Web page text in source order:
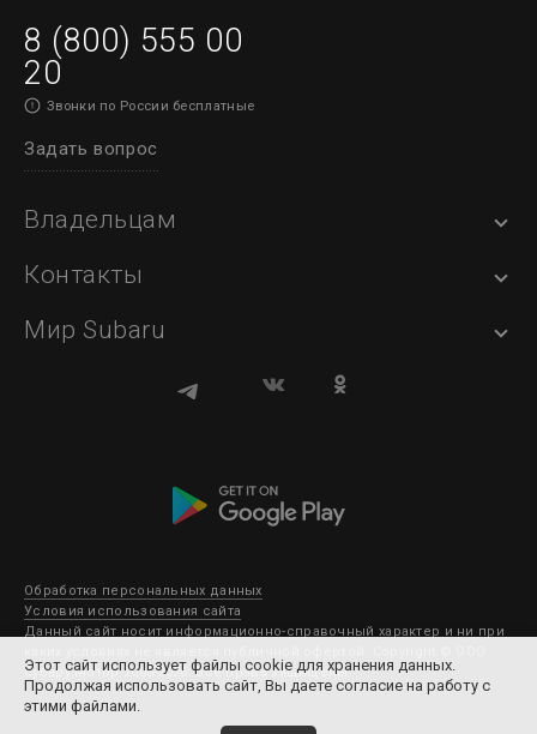
8 (800) 555 00
20
Звонки по России бесплатные
Задать вопрос
Владельцам
Контакты
Мир Subaru
Обработка персональных данных
Условия использования сайта
Данный сайт носит информационно-справочный характер и ни при
Субару Мотор 2003-2026. Все права защищены.
Этот сайт использует файлы cookie для хранения данных.
Продолжая использовать сайт, Вы даете согласие на работу с
этими файлами.